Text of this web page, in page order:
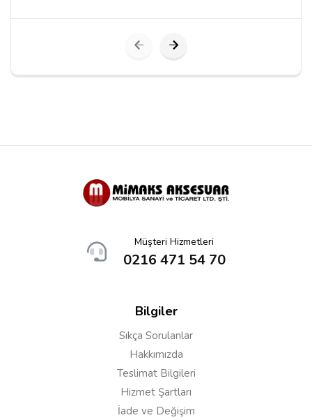
Müşteri Hizmetleri
0216 471 54 70
Bilgiler
Sıkça Sorulanlar
Hakkımızda
Teslimat Bilgileri
Hizmet Şartları
İade ve Değişim